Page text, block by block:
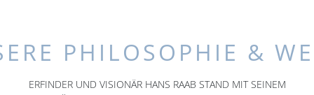
PHILOSOPHIE &
ERFINDER UND VISIONÄR HANS RAAB STAND MIT SEINEM